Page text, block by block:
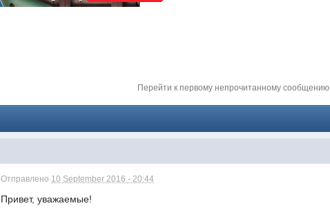
Перейти к первому непрочитанному сообщению
Отправлено 10 September 2016 - 20:44
Привет, уважаемые!